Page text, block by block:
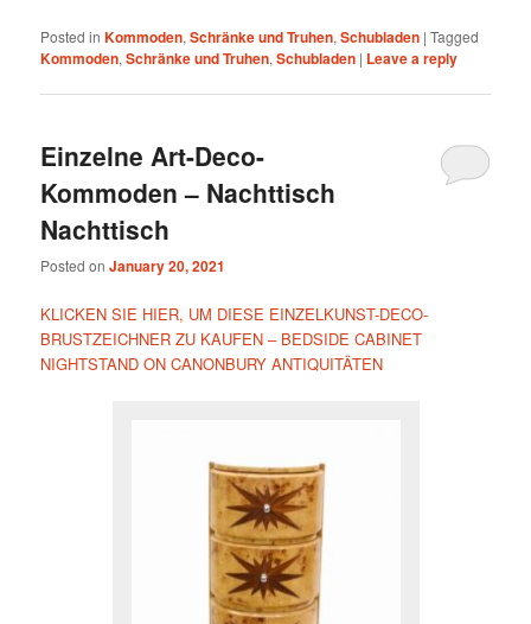
Posted in Kommoden,Schränke und Truhen,Schubladen |Tagged
Kommoden,Schränke und Truhen,Schubladen | Leave a reply
Einzelne Art-Deco-
Kommoden – Nachttisch
Nachttisch
Posted onJanuary 20, 2021
KLICKEN SIE HIER, UM DIESE EINZELKUNST-DECO-
BRUSTZEICHNER ZU KAUFEN – BEDSIDE CABINET
NIGHTSTAND ON CANONBURY ANTIQUITÄTEN